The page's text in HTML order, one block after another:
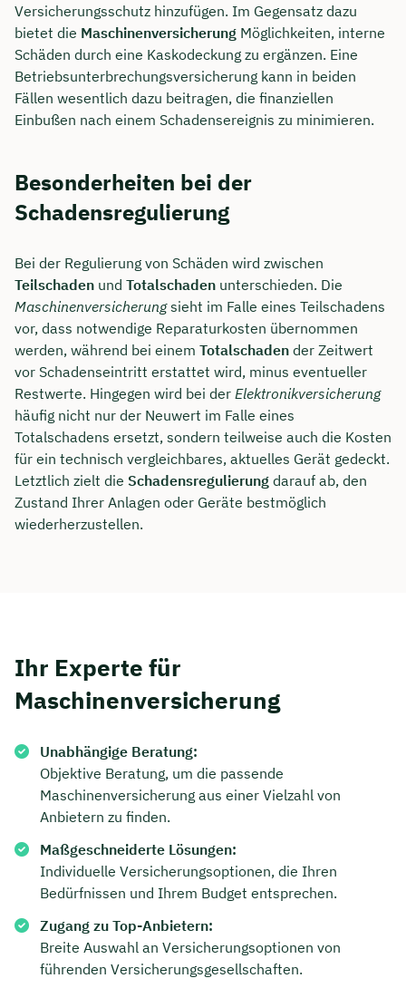
Versicherungsschutz hinzufügen. Im Gegensatz dazu
bietet die Maschinenversicherung Möglichkeiten, interne
Schäden durch eine Kaskodeckung zu ergänzen. Eine
Betriebsunterbrechungsversicherung kann in beiden
Fällen wesentlich dazu beitragen, die finanziellen
Einbußen nach einem Schadensereignis zu minimieren.
Besonderheiten bei der
Schadensregulierung
Bei der Regulierung von Schäden wird zwischen
Teilschaden und Totalschaden unterschieden. Die
Maschinenversicherungsieht im Falle eines Teilschadens
vor, dass notwendige Reparaturkosten übernommen
werden, während bei einem Totalschaden der Zeitwert
vor Schadenseintritt erstattet wird, minus eventueller
Restwerte. Hingegen wird bei der Elektronikversicherung
häufig nicht nur der Neuwert im Falle eines
Totalschadens ersetzt, sondern teilweise auch die Kosten
für ein technisch vergleichbares, aktuelles Gerät gedeckt.
Letztlich zielt die Schadensregulierung darauf ab, den
Zustand Ihrer Anlagen oder Geräte bestmöglich
wiederherzustellen.
Ihr Experte für
Maschinenversicherung
Unabhängige Beratung:
Objektive Beratung, um die passende
Maschinenversicherung aus einer Vielzahl von
Anbietern zu finden.
Maßgeschneiderte Lösungen:
Individuelle Versicherungsoptionen, die Ihren
Bedürfnissen und Ihrem Budget entsprechen.
Zugang zu Top-Anbietern:
Breite Auswahl an Versicherungsoptionen von
führenden Versicherungsgesellschaften.
Jetzt persönliches
Beratungsgespräch mit Jonas
Ubben sichern 🤝
Wir beraten dich Montag bis Freitag von 8 bis